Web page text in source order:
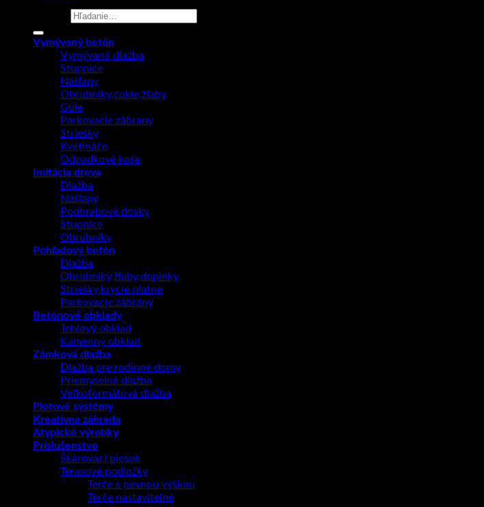
Vymývaný betón
Vymývaná dlažba
Stupnice
Nášľapy
Obrubníky,cokle,žľaby
Gule
Parkovacie zábrany
Striešky
Kvetináče
Odpadkové koše
Imitácia dreva
Dlažba
Nášľapy
Podhrabové dosky
Stupnice
Obrubníky
Pohľadový betón
Dlažba
Obrubníky,žľaby,doplnky
Striešky,krycie platne
Parkovacie zábrany
Betónové obklady
Tehlový obklad
Kamenný obklad
Zámková dlažba
Dlažba pre rodinné domy
Priemyselná dlažba
Veľkoformátová dlažba
Plotové systémy
Kreatívna záhrada
Atypické výrobky
Príslušenstvo
Škárovací piesok
Terasové podložky
Terče s pevnou výškou
Terče nastaviteľné